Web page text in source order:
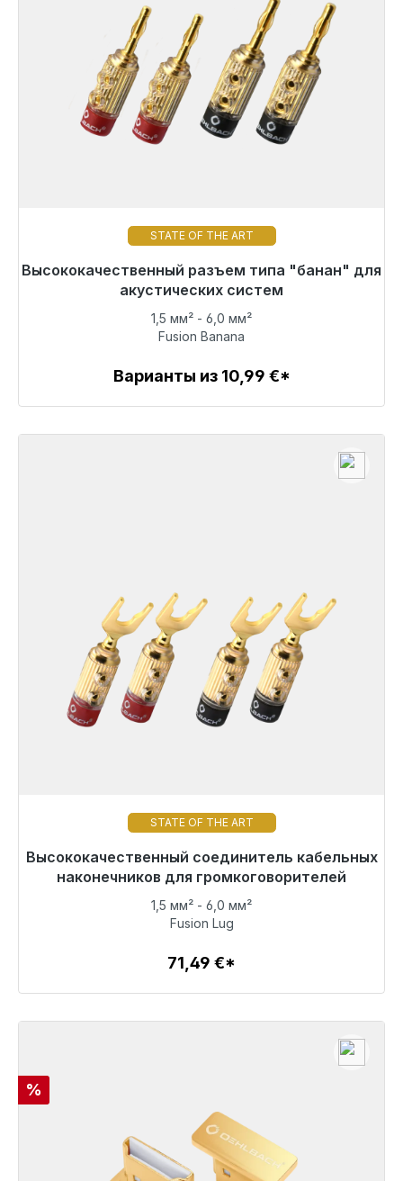
STATE OF THE ART
Высококачественный разъем типа "банан" для
акустических систем
Готовы к немедленной отправке, срок поставки
48 часов*
71,49 €
Детали
1,5 мм² - 6,0 мм²
Fusion Banana
Варианты из 10,99 €*
STATE OF THE ART
Высококачественный соединитель кабельных
наконечников для громкоговорителей
Готовы к немедленной отправке, срок поставки
48 часов*
71,49 €
Детали
1,5 мм² - 6,0 мм²
Fusion Lug
71,49 €*
Скидка
%